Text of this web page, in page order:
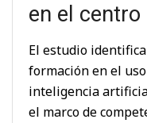
en el centro
El estudio
formación en el
inteligencia
el marco de